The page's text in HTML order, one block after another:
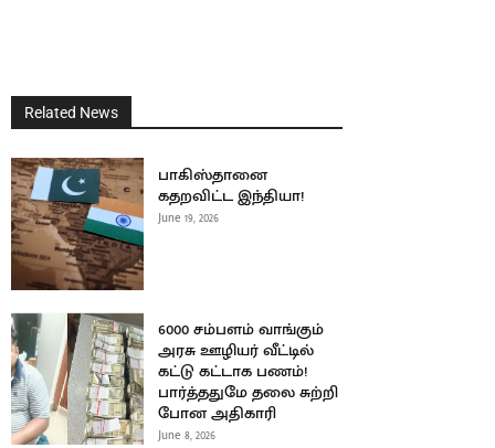
Related News
பாகிஸ்தானை
கதறவிட்ட இந்தியா!
June 19, 2026
6000 சம்பளம் வாங்கும்
அரசு ஊழியர் வீட்டில்
கட்டு கட்டாக பணம்!
பார்த்ததுமே தலை சுற்றி
போன அதிகாரி
June 8, 2026